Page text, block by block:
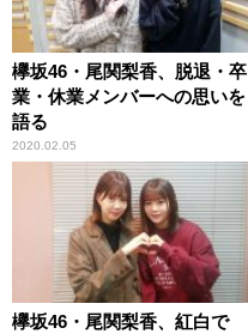
欅坂46・尾関梨香、脱退・卒
業・休業メンバーへの思いを
語る
2020.02.05
欅坂46・尾関梨香、紅白で